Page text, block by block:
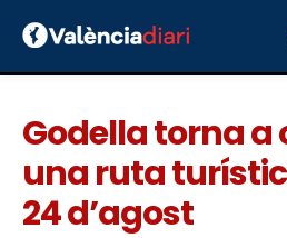
Godella torna
una ruta
24 d’agost